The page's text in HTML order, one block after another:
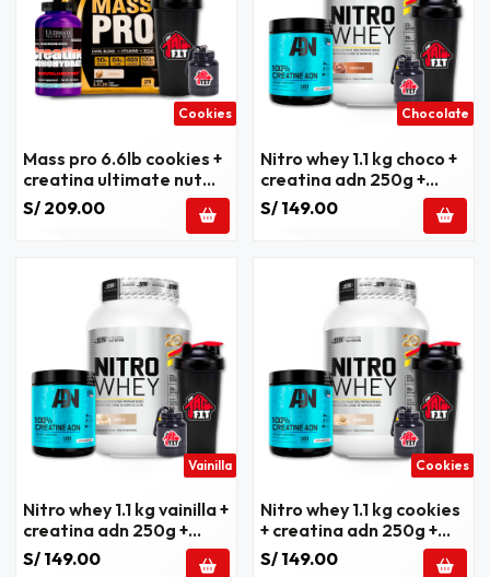
Cookies
Mass pro 6.6lb cookies +
creatina ultimate nut
300g + regalos
S/ 209.00
Chocolate
Nitro whey 1.1 kg choco +
creatina adn 250g +
regalos
S/ 149.00
Vainilla
Nitro whey 1.1 kg vainilla +
creatina adn 250g +
regalos
S/ 149.00
Cookies
Nitro whey 1.1 kg cookies
+ creatina adn 250g +
regalos
S/ 149.00